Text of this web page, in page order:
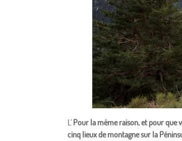
L' Pour la même raison, et pour que
cinq lieux de montagne sur la